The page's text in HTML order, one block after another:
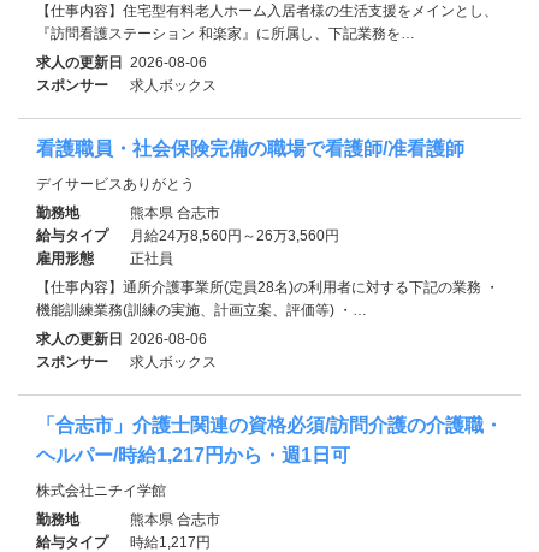
【仕事内容】住宅型有料老人ホーム入居者様の生活支援をメインとし、
『訪問看護ステーション 和楽家』に所属し、下記業務を…
求人の更新日 2026-08-06
スポンサー
求人ボックス
看護職員・社会保険完備の職場で看護師/准看護師
デイサービスありがとう
勤務地
熊本県 合志市
給与タイプ
月給24万8,560円～26万3,560円
雇用形態
正社員
【仕事内容】通所介護事業所(定員28名)の利用者に対する下記の業務 ・
機能訓練業務(訓練の実施、計画立案、評価等) ・…
求人の更新日 2026-08-06
スポンサー
求人ボックス
「合志市」介護士関連の資格必須/訪問介護の介護職・
ヘルパー/時給1,217円から・週1日可
株式会社ニチイ学館
勤務地
熊本県 合志市
給与タイプ
時給1,217円